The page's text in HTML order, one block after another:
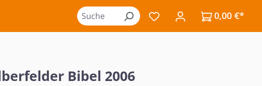
Du hast 0 Produkte auf
0,00 €*
Bibel 2006